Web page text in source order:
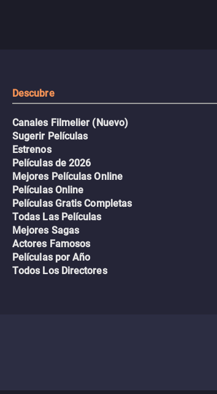
Descubre
Canales Filmelier (Nuevo)
Sugerir Películas
Estrenos
Películas de 2026
Mejores Películas Online
Películas Online
Películas Gratis Completas
Todas Las Películas
Mejores Sagas
Actores Famosos
Películas por Año
Todos Los Directores